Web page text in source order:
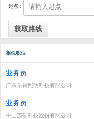
起点：
相似职位
业务员
广东乐销照明科技有限公司
业务员
中山茂硕科技股份有限公司